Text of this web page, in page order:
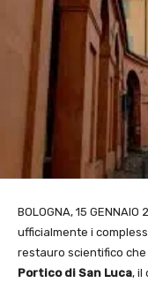
BOLOGNA, 15 GENNAIO
ufficialmente i
restauro scientifico
Portico di San Luca, il